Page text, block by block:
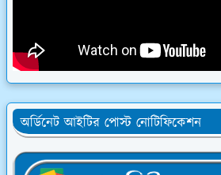
অর্ডিনেট আইটির পোস্ট নোটিফিকেশন